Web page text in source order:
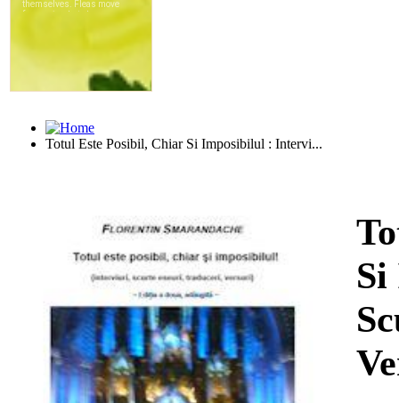
Totul Este Posibil, Chiar Si Imposibilul : Intervi...